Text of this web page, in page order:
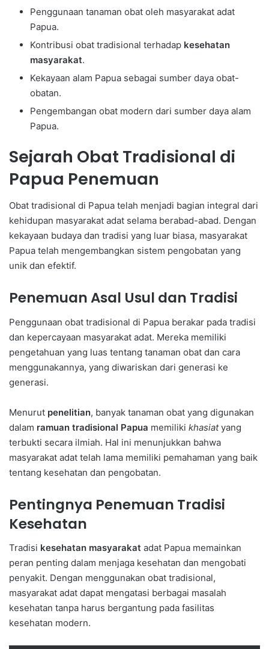
Penggunaan tanaman obat oleh masyarakat adat
Papua.
Kontribusi obat tradisional terhadap kesehatan
masyarakat.
Kekayaan alam Papua sebagai sumber daya obat-
obatan.
Pengembangan obat modern dari sumber daya alam
Papua.
Sejarah Obat Tradisional di
Papua Penemuan
Obat tradisional di Papua telah menjadi bagian integral dari
kehidupan masyarakat adat selama berabad-abad. Dengan
kekayaan budaya dan tradisi yang luar biasa, masyarakat
Papua telah mengembangkan sistem pengobatan yang
unik dan efektif.
Penemuan Asal Usul dan Tradisi
Penggunaan obat tradisional di Papua berakar pada tradisi
dan kepercayaan masyarakat adat. Mereka memiliki
pengetahuan yang luas tentang tanaman obat dan cara
menggunakannya, yang diwariskan dari generasi ke
generasi.
Menurut penelitian, banyak tanaman obat yang digunakan
dalam ramuan tradisional Papua memiliki khasiatyang
terbukti secara ilmiah. Hal ini menunjukkan bahwa
masyarakat adat telah lama memiliki pemahaman yang baik
tentang kesehatan dan pengobatan.
Pentingnya Penemuan Tradisi
Kesehatan
Tradisi kesehatan masyarakat adat Papua memainkan
peran penting dalam menjaga kesehatan dan mengobati
penyakit. Dengan menggunakan obat tradisional,
masyarakat adat dapat mengatasi berbagai masalah
kesehatan tanpa harus bergantung pada fasilitas
kesehatan modern.